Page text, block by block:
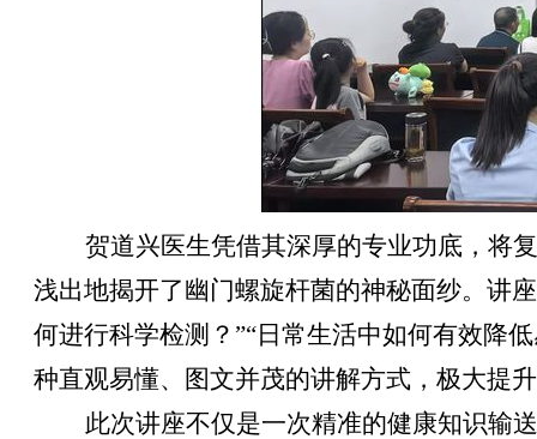
贺道兴医生凭借其深厚的专业功底，将
浅出地揭开了幽门螺旋杆菌的神秘面纱。讲
何进行科学检测？ ”“日常生活中如何有效降
种直观易懂、图文并茂的讲解方式，极大提
此次讲座不仅是一次精准的健康知识输